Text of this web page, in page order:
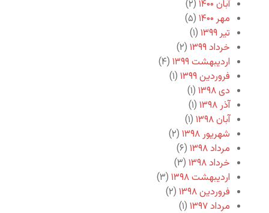
آبان ۱۴۰۰
(۲)
مهر ۱۴۰۰
(۵)
تیر ۱۳۹۹
(۱)
خرداد ۱۳۹۹
(۲)
اردیبهشت ۱۳۹۹
(۴)
فروردین ۱۳۹۹
(۱)
دی ۱۳۹۸
(۱)
آذر ۱۳۹۸
(۱)
آبان ۱۳۹۸
(۱)
شهریور ۱۳۹۸
(۲)
مرداد ۱۳۹۸
(۶)
خرداد ۱۳۹۸
(۳)
اردیبهشت ۱۳۹۸
(۳)
فروردین ۱۳۹۸
(۲)
مرداد ۱۳۹۷
(۱)